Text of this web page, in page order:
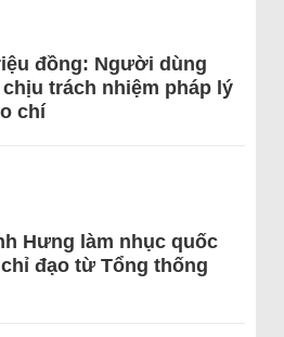
đồng: Người dùng
trách nhiệm pháp lý
chí
Hưng làm nhục quốc
đạo từ Tổng thống